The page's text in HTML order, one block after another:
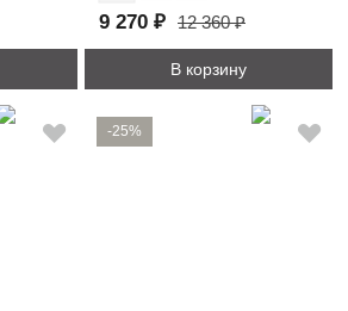
9 270 ₽ 12 360 ₽
В корзину
-25%